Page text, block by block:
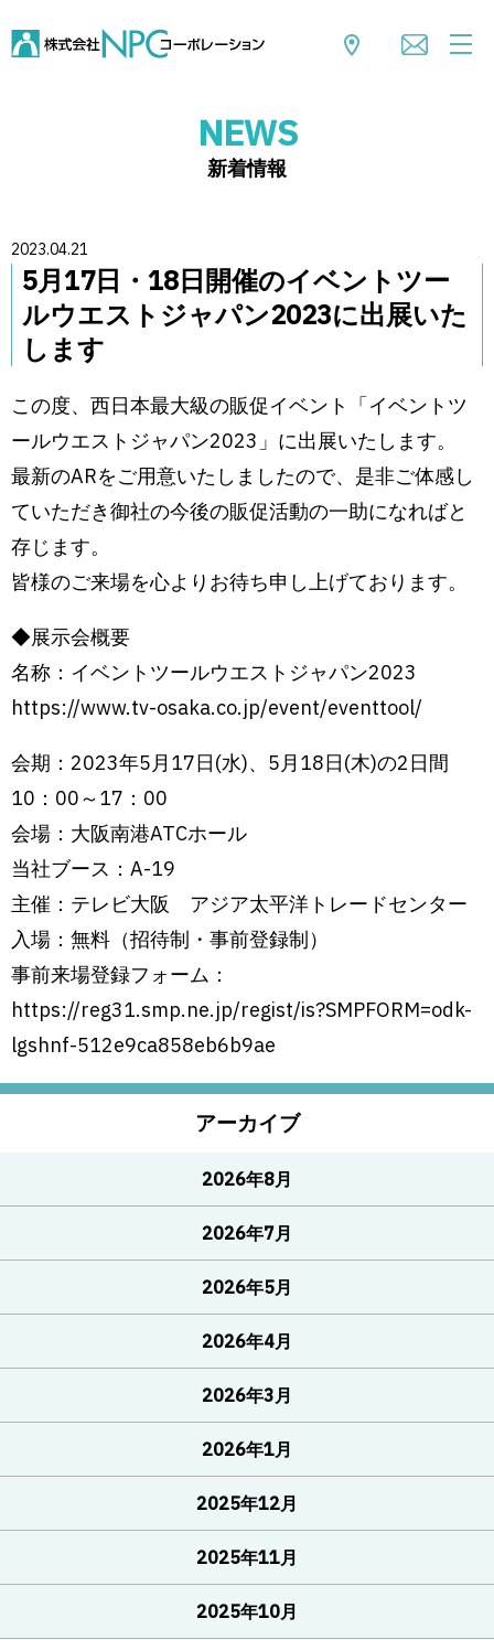
NEWS
新着情報
2023.04.21
5月17日・18日開催のイベントツー
ルウエストジャパン2023に出展いた
します
この度、西日本最大級の販促イベント「イベントツ
ールウエストジャパン2023」に出展いたします。
最新のARをご用意いたしましたので、是非ご体感し
ていただき御社の今後の販促活動の一助になればと
存じます。
皆様のご来場を心よりお待ち申し上げております。
◆展示会概要
名称：イベントツールウエストジャパン2023
https://www.tv-osaka.co.jp/event/eventtool/
会期：2023年5月17日(水)、5月18日(木)の2日間
10：00～17：00
会場：大阪南港ATCホール
当社ブース：A-19
主催：テレビ大阪 アジア太平洋トレードセンター
入場：無料（招待制・事前登録制）
事前来場登録フォーム：
https://reg31.smp.ne.jp/regist/is?SMPFORM=odk-
lgshnf-512e9ca858eb6b9ae
アーカイブ
2026年8月
2026年7月
2026年5月
2026年4月
2026年3月
2026年1月
2025年12月
2025年11月
2025年10月